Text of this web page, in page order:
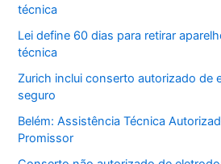
técnica
Lei define 60 dias para retirar
técnica
Zurich inclui conserto autorizado de
seguro
Belém: Assistência Técnica
Promissor